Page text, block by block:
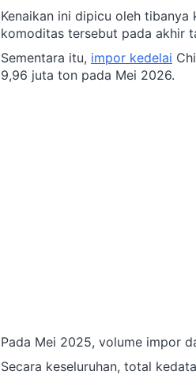
Kenaikan ini dipicu oleh
komoditas tersebut pada akhir
Sementara itu, impor kedelai
9,96 juta ton pada Mei 2026.
Pada Mei 2025, volume impor
Secara keseluruhan, total